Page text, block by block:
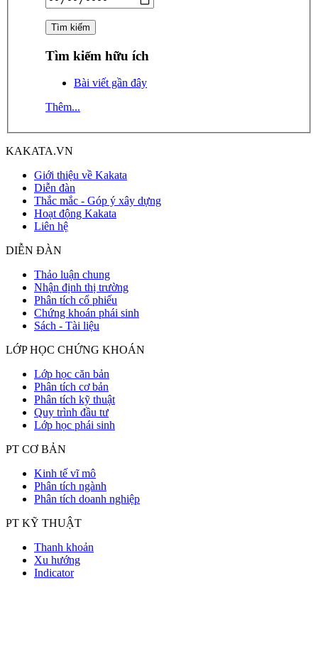
Tìm kiếm hữu ích
Bài viết gần đây
Thêm...
KAKATA.VN
Giới thiệu về Kakata
Diễn đàn
Thắc mắc - Góp ý xây dựng
Hoạt động Kakata
Liên hệ
DIỄN ĐÀN
Thảo luận chung
Nhận định thị trường
Phân tích cổ phiếu
Chứng khoán phái sinh
Sách - Tài liệu
LỚP HỌC CHỨNG KHOÁN
Lớp học căn bản
Phân tích cơ bản
Phân tích kỹ thuật
Quy trình đầu tư
Lớp học phái sinh
PT CƠ BẢN
Kinh tế vĩ mô
Phân tích ngành
Phân tích doanh nghiệp
PT KỸ THUẬT
Thanh khoản
Xu hướng
Indicator